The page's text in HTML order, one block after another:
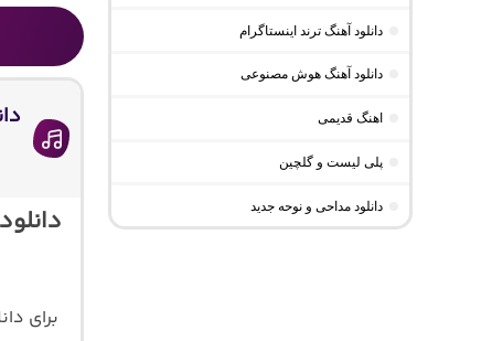
برای
دانلود آهنگ ترند اینستاگرام
دانلود آهنگ هوش مصنوعی
اهنگ قدیمی
پلی لیست و گلچین
دانلود مداحی و نوحه جدید